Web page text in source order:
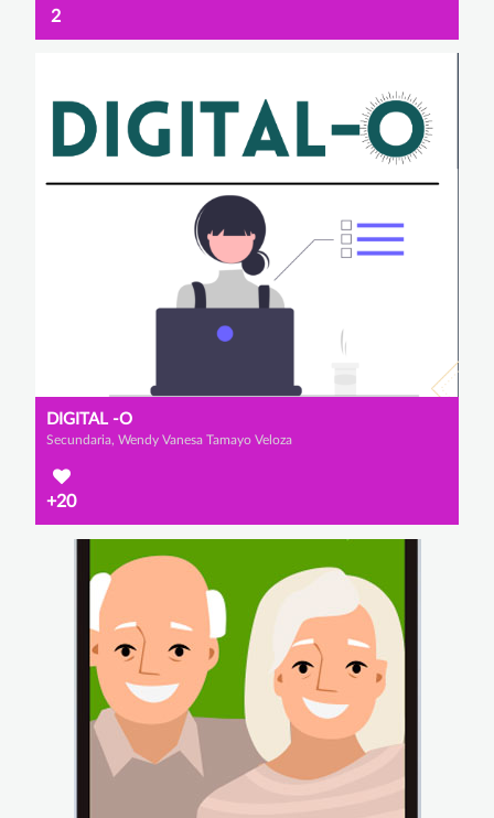
2
DIGITAL -O
Secundaria, Wendy Vanesa Tamayo Veloza
+20